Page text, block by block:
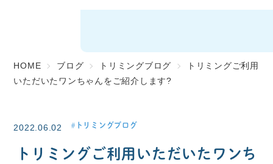
HOME ブログ トリミングブログ
トリミングご利用
いただいたワンちゃんをご紹介します?
2022.06.02 トリミングブログ
トリミングご利用いただいたワンち